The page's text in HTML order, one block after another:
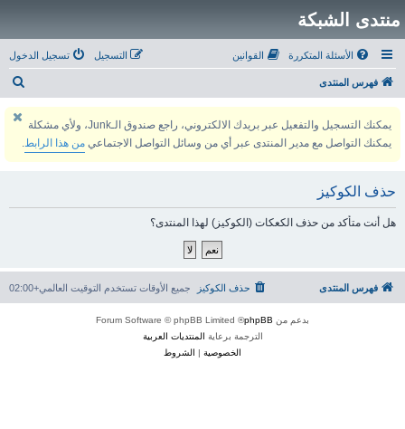
منتدى الشبكة
الأسئلة المتكررة القوانين تسجيل الدخول التسجيل
فهرس المنتدى
يمكنك التسجيل والتفعيل عبر بريدك الالكتروني، راجع صندوق الـJunk، ولأي مشكلة
يمكنك التواصل مع مدير المنتدى عبر أي من وسائل التواصل الاجتماعي من هذا الرابط.
حذف الكوكيز
هل أنت متأكد من حذف الكعكات (الكوكيز) لهذا المنتدى؟
فهرس المنتدى جميع الأوقات تستخدم التوقيت العالمي+02:00 حذف الكوكيز
بدعم من phpBB
® Forum Software © phpBB Limited
الترجمة برعاية المنتديات العربية
الخصوصية | الشروط